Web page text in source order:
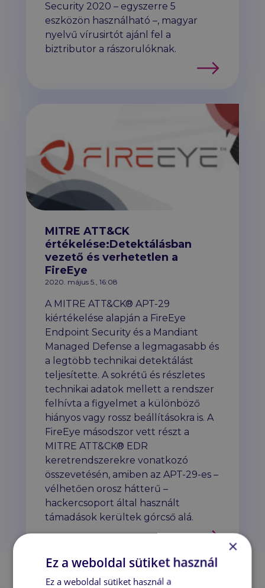
Security 2020 – egyszerre 5
eszközön használható –, magyar
nyelvű vírusirtót ajánl fel a
biztributor a rászorulóknak.
Tovább
MITRE ATT&CK
értékelése:Detektálásban
vezető és verhetetlen a
FireEye
2020. május 5., 16:08
A MITRE ATT&CK® APT-29
kiértékelése alapján a FireEye
Endpoint Security és a Mandiant
Managed Defense a legmagasabb és
a legtöbb technikai detektálást
teljesítette. A sokrétű és részletes
technikai adatok mellett a rendszer
felhívta a figyelmet a különböző
hiányos vagy rossz beállításokra is. A
FireEye másodszor vett részt a
MITRE ATT&CK® EDR
keretrendszerekre vonatkozó
összevetésén, amiben az APT-29-es –
vélhetően orosz hátterű –
hackercsoport által használt
támadások kerültek górcső alá.
Tovább
×
Ez a weboldal sütiket használ
Ez a weboldal sütiket használ a